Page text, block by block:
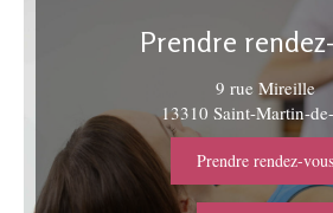
Prendre
9 rue Mireille
13310 Saint-Martin-
Prendre rendez-vous